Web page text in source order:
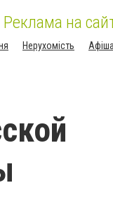
Реклама на
Нерухомість Афіша